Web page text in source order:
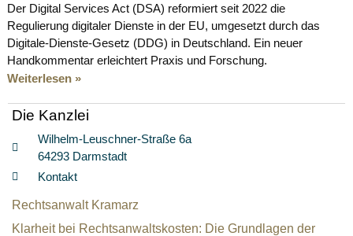
Der Digital Services Act (DSA) reformiert seit 2022 die
Regulierung digitaler Dienste in der EU, umgesetzt durch das
Digitale-Dienste-Gesetz (DDG) in Deutschland. Ein neuer
Handkommentar erleichtert Praxis und Forschung.
Weiterlesen »
Die Kanzlei
Wilhelm-Leuschner-Straße 6a
64293 Darmstadt
Kontakt
Rechtsanwalt Kramarz
Klarheit bei Rechtsanwaltskosten: Die Grundlagen der